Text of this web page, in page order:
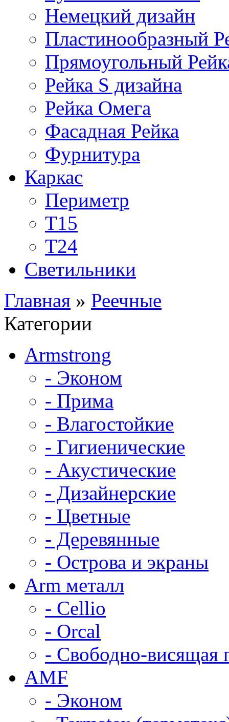
Немецкий дизайн
Пластинообразный
Прямоугольный
Рейка S дизайна
Рейка Омега
Фасадная Рейка
Фурнитура
Каркас
Периметр
Т15
Т24
Светильники
Главная » Реечные
Категории
Armstrong
- Эконом
- Прима
- Влагостойкие
- Гигиенические
- Акустические
- Дизайнерские
- Цветные
- Деревянные
- Острова и экраны
Arm металл
- Cellio
- Orcal
- Свободно-висящая
AMF
- Эконом